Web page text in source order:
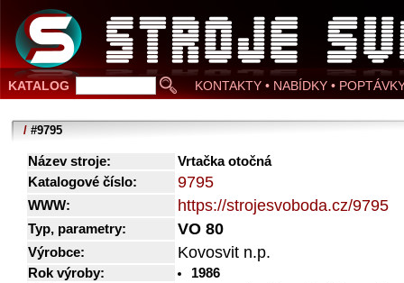
KATALOG KONTAKTY • NABÍDKY •
/ #9795
Název stroje:
Vrtačka otočná
Katalogové číslo:
9795
WWW: https://strojesvoboda.cz/9795
Typ, parametry: VO 80
Výrobce: Kovosvit n.p.
Rok výroby:
1986